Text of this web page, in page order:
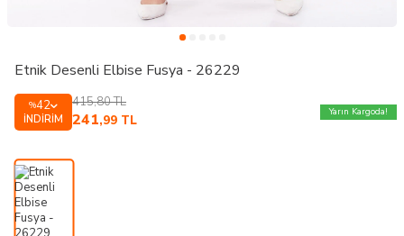
Etnik Desenli Elbise Fusya - 26229
%42
İNDIRIM
415,80TL
241,99 TL
Yarın Kargoda!